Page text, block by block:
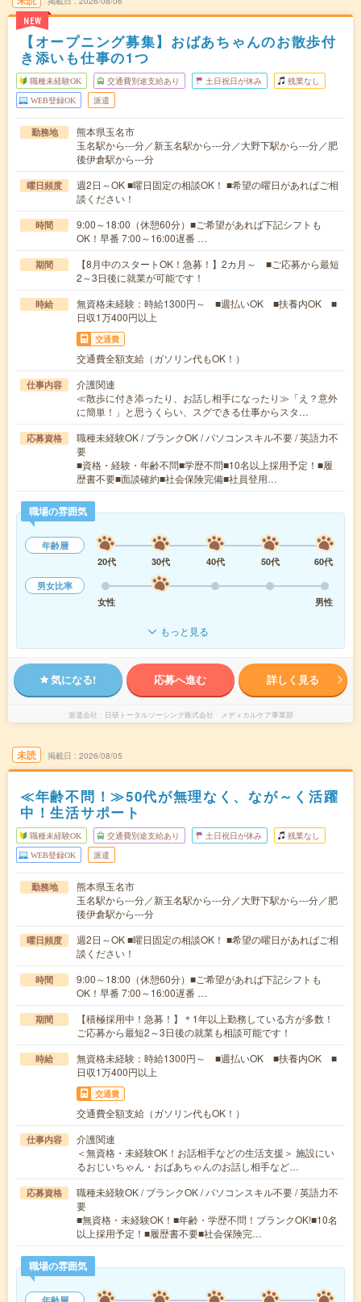
NEW
【オープニング募集】おばあちゃんのお散歩付
き添いも仕事の1つ
職種未経験OK 交通費別途支給あり 土日祝日が休み 残業なし
WEB登録OK 派遣
勤務地
熊本県玉名市
玉名駅から---分／新玉名駅から---分／大野下駅から---分／肥
後伊倉駅から---分
曜日頻度
週2日～OK ■曜日固定の相談OK！ ■希望の曜日があればご相
談ください！
時間
9:00～18:00（休憩60分）■ご希望があれば下記シフトも
OK！早番 7:00～16:00遅番 …
期間
【8月中のスタートOK！急募！】2カ月～ ■ご応募から最短
2～3日後に就業が可能です！
時給
無資格未経験：時給1300円～ ■週払いOK ■扶養内OK ■
日収1万400円以上
交通費
交通費全額支給（ガソリン代もOK！）
仕事内容
介護関連
≪散歩に付き添ったり、お話し相手になったり≫「え？意外
に簡単！」と思うくらい、スグできる仕事からスタ…
応募資格
職種未経験OK / ブランクOK / パソコンスキル不要 / 英語力不
要
■資格・経験・年齢不問■学歴不問■10名以上採用予定！■履
歴書不要■面談確約■社会保険完備■社員登用…
職場の雰囲気
年齢層
20代
30代 40代 50代
60代
男女比率
女性
男性
もっと見る
気になる! 応募へ進む 詳しく見る
派遣会社 日研トータルソーシング株式会社 メディカルケア事業部
未読 掲載日 2026/08/05
≪年齢不問！≫50代が無理なく、なが～く活躍
中！生活サポート
職種未経験OK 交通費別途支給あり 土日祝日が休み 残業なし
WEB登録OK 派遣
勤務地
熊本県玉名市
玉名駅から---分／新玉名駅から---分／大野下駅から---分／肥
後伊倉駅から---分
曜日頻度
週2日～OK ■曜日固定の相談OK！ ■希望の曜日があればご相
談ください！
時間
9:00～18:00（休憩60分）■ご希望があれば下記シフトも
OK！早番 7:00～16:00遅番 …
期間
【積極採用中！急募！】＊1年以上勤務している方が多数！
ご応募から最短2～3日後の就業も相談可能です！
時給
無資格未経験：時給1300円～ ■週払いOK ■扶養内OK ■
日収1万400円以上
交通費
交通費全額支給（ガソリン代もOK！）
仕事内容
介護関連
＜無資格・未経験OK！お話相手などの生活支援＞ 施設にい
るおじいちゃん・おばあちゃんのお話し相手など…
応募資格
職種未経験OK / ブランクOK / パソコンスキル不要 / 英語力不
要
■無資格・未経験OK！■年齢・学歴不問！ブランクOK!■10名
以上採用予定！■履歴書不要■社会保険完…
職場の雰囲気